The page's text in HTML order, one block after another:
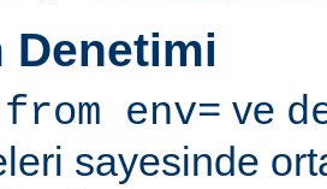
Denetimi
env= ve
sayesinde